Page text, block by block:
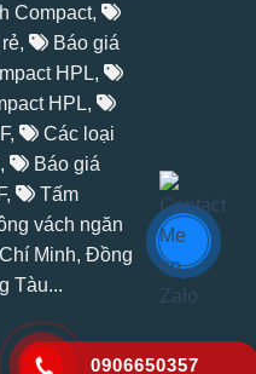
Compact,
rẻ,
Báo giá
HPL,
HPL,
Các loại
Báo giá
Tấm
vách ngăn
Minh, Đồng
Tàu...
0906650357